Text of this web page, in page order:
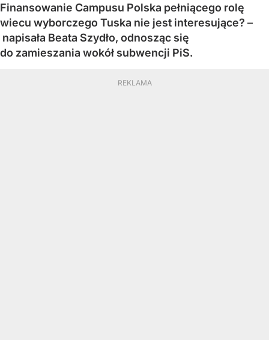
Finansowanie Campusu Polska pełniącego rolę
wiecu wyborczego Tuska nie jest interesujące? –
napisała Beata Szydło, odnosząc się
do zamieszania wokół subwencji PiS.